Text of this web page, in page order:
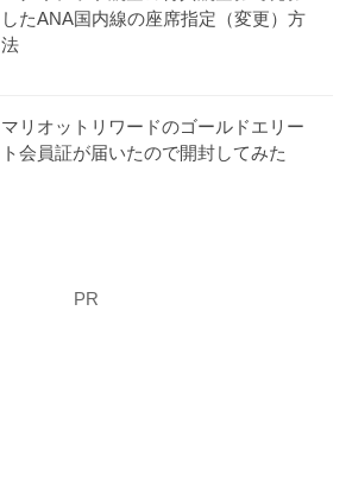
したANA国内線の座席指定（変更）方
法
マリオットリワードのゴールドエリー
ト会員証が届いたので開封してみた
PR